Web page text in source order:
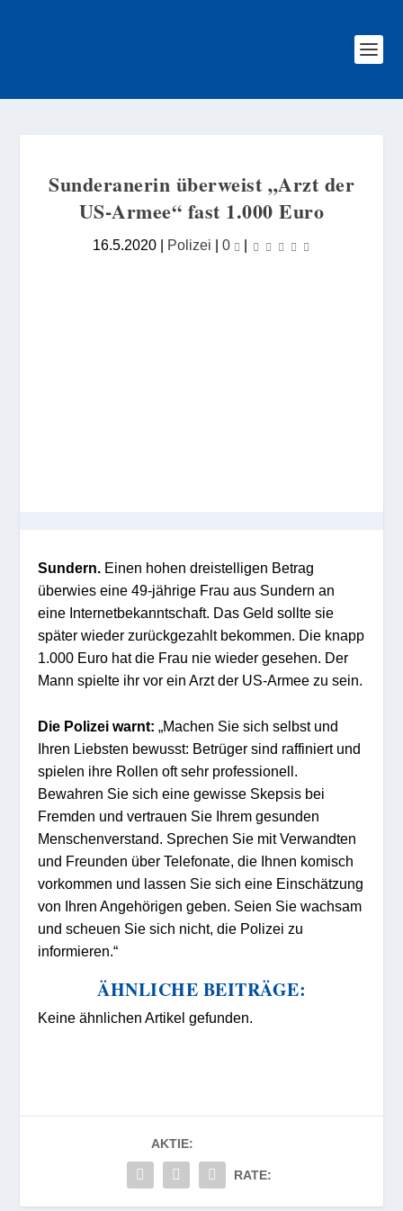
Sunderanerin überweist „Arzt der
US-Armee“ fast 1.000 Euro
16.5.2020 | Polizei | 0 |
Sundern. Einen hohen dreistelligen Betrag
überwies eine 49-jährige Frau aus Sundern an
eine Internetbekanntschaft. Das Geld sollte sie
später wieder zurückgezahlt bekommen. Die knapp
1.000 Euro hat die Frau nie wieder gesehen. Der
Mann spielte ihr vor ein Arzt der US-Armee zu sein.
Die Polizei warnt: „Machen Sie sich selbst und
Ihren Liebsten bewusst: Betrüger sind raffiniert und
spielen ihre Rollen oft sehr professionell.
Bewahren Sie sich eine gewisse Skepsis bei
Fremden und vertrauen Sie Ihrem gesunden
Menschenverstand. Sprechen Sie mit Verwandten
und Freunden über Telefonate, die Ihnen komisch
vorkommen und lassen Sie sich eine Einschätzung
von Ihren Angehörigen geben. Seien Sie wachsam
und scheuen Sie sich nicht, die Polizei zu
informieren.“
ÄHNLICHE BEITRÄGE:
Keine ähnlichen Artikel gefunden.
AKTIE:
RATE: